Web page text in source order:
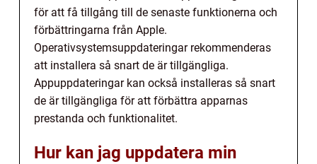
för att få tillgång till de senaste funktionerna och
förbättringarna från Apple.
Operativsystemsuppdateringar rekommenderas
att installera så snart de är tillgängliga.
Appuppdateringar kan också installeras så snart
de är tillgängliga för att förbättra apparnas
prestanda och funktionalitet.
Hur kan jag uppdatera min